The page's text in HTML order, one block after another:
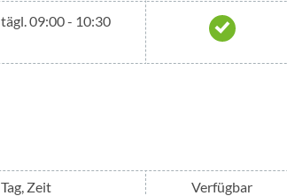
tägl. 09:00 - 10:30
Verfügbar
Tag, Zeit